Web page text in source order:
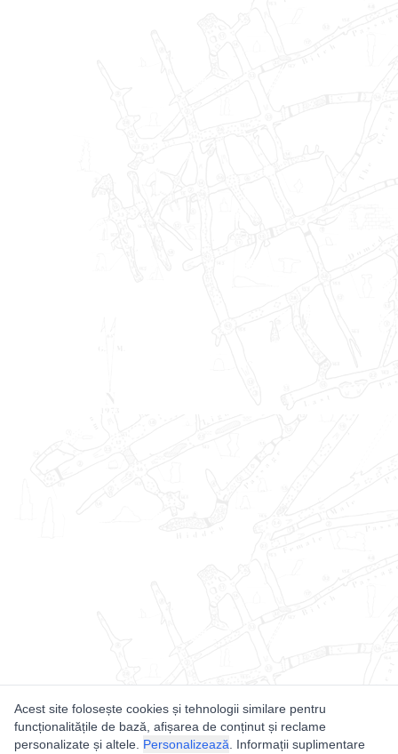
Acest site folosește cookies și tehnologii similare pentru
funcționalitățile de bază, afișarea de conținut și reclame
personalizate și altele. Personalizează . Informații suplimentare